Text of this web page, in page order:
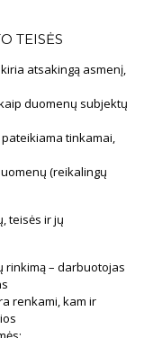
TEISĖS
atsakingą asmenį,
duomenų subjektų
tinkamai,
(reikalingų
teisės ir jų
rinkimą – darbuotojas
renkami, kam ir